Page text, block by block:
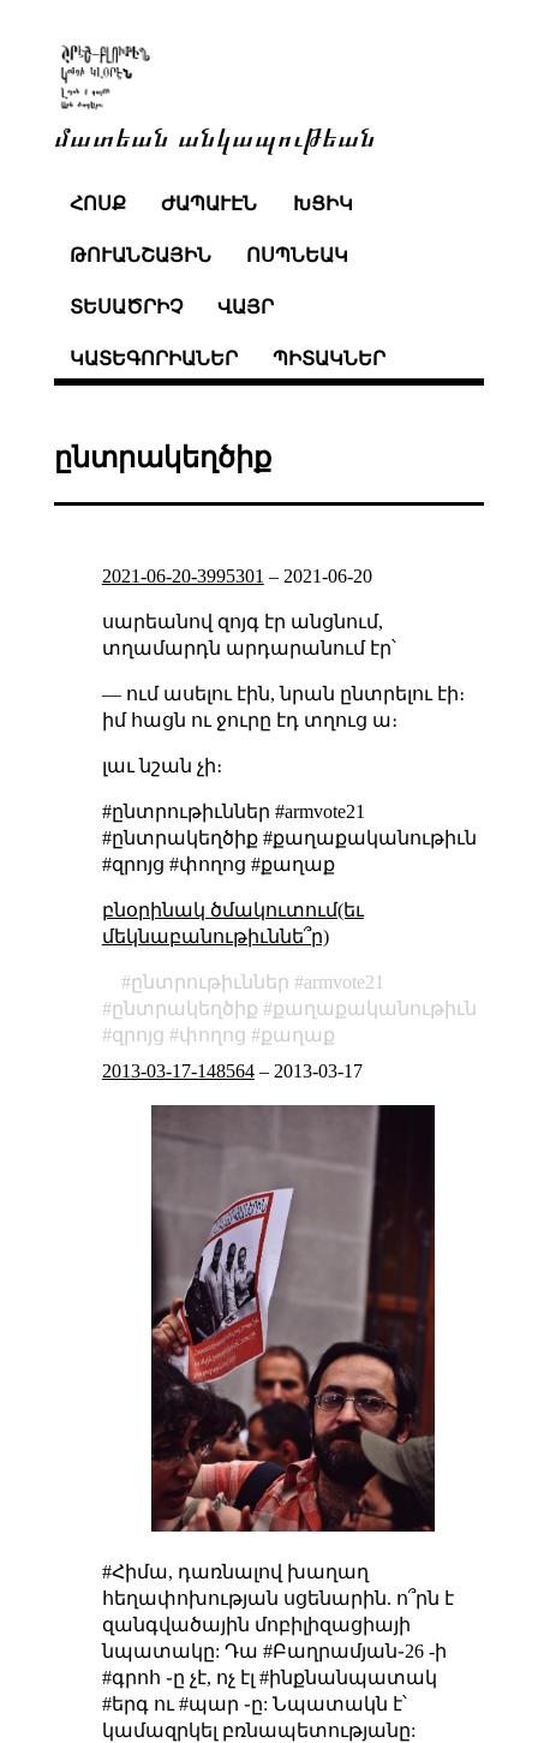
մատեան անկապութեան
ՀՈՍՔ ԺԱՊԱՒԷՆ ԽՑԻԿ
ԹՈՒԱՆՇԱՅԻՆ ՈՍՊՆԵԱԿ
ՏԵՍԱԾՐԻՉ ՎԱՅՐ
ԿԱՏԵԳՈՐԻԱՆԵՐ ՊԻՏԱԿՆԵՐ
ընտրակեղծիք
2021-06-20-3995301 – 2021-06-20
սարեանով զոյգ էր անցնում,
տղամարդն արդարանում էր՝
— ում ասելու էին, նրան ընտրելու էի։
իմ հացն ու ջուրը էդ տղուց ա։
լաւ նշան չի։
#ընտրութիւններ #armvote21
#ընտրակեղծիք #քաղաքականութիւն
#զրոյց #փողոց #քաղաք
բնօրինակ ծմակուտում(եւ
մեկնաբանութիւննե՞ր)
ընտրութիւններ
armvote21
ընտրակեղծիք
քաղաքականութիւն
զրոյց
փողոց
քաղաք
2013-03-17-148564– 2013-03-17
#Հիմա, դառնալով խաղաղ
հեղափոխության սցենարին. ո՞րն է
զանգվածային մոբիլիզացիայի
նպատակը: Դա #Բաղրամյան֊26 -ի
#գրոհ ֊ը չէ, ոչ էլ #ինքնանպատակ
#երգ ու #պար ֊ը: Նպատակն է՝
կամազրկել բռնապետությանը: